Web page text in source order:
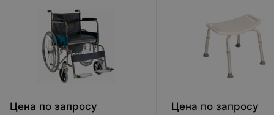
Цена по запросу Цена по запросу